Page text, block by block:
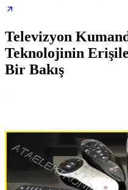
Televizyon
Teknolojinin
Bir Bakış